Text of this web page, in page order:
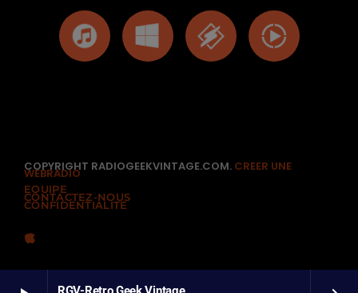
COPYRIGHT RADIOGEEKVINTAGE.COM. CREER UNE
WEBRADIO
EQUIPE
CONTACTEZ-NOUS
CONFIDENTIALITÉ